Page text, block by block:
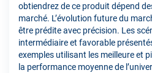
obtiendrez de ce produit dépend
marché. L’évolution future du
être prédite avec précision. Les
intermédiaire et favorable
exemples utilisant les meilleure et
la performance moyenne de